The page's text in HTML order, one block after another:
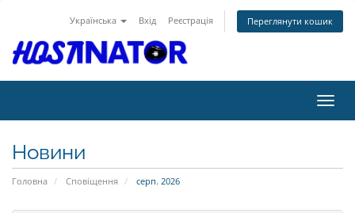
Українська Вхід Реєстрація Переглянути кошик
Новини
Головна Сповіщення серп. 2026